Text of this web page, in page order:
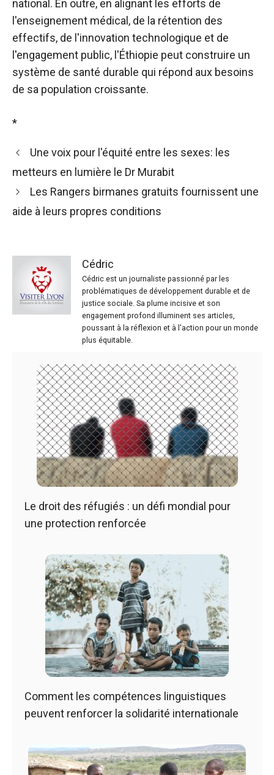
national. En outre, en alignant les efforts de
l'enseignement médical, de la rétention des
effectifs, de l'innovation technologique et de
l'engagement public, l'Éthiopie peut construire un
système de santé durable qui répond aux besoins
de sa population croissante.
*
Une voix pour l'équité entre les sexes: les
metteurs en lumière le Dr Murabit
Les Rangers birmanes gratuits fournissent une
aide à leurs propres conditions
Cédric
Cédric est un journaliste passionné par les
problématiques de développement durable et de
justice sociale. Sa plume incisive et son
engagement profond illuminent ses articles,
poussant à la réflexion et à l'action pour un monde
plus équitable.
Le droit des réfugiés : un défi mondial pour
une protection renforcée
Comment les compétences linguistiques
peuvent renforcer la solidarité internationale